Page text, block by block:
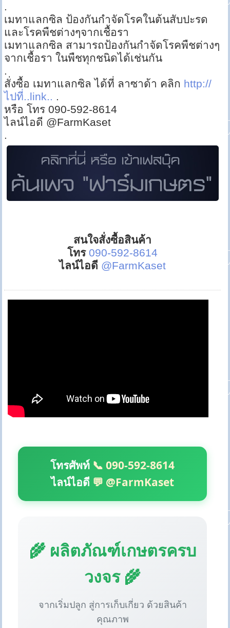
.
เมทาแลกซิล ป้องกันกำจัดโรคในต้นสับปะรด
และโรคพืชต่างๆจากเชื้อรา
เมทาแลกซิล สามารถป้องกันกำจัดโรคพืชต่างๆ
จากเชื้อรา ในพืชทุกชนิดได้เช่นกัน
.
สั่งซื้อ เมทาแลกซิล ได้ที่ ลาซาด้า คลิก http://
ไปที่..link.. .
หรือ โทร 090-592-8614
ไลน์ไอดี @FarmKaset
.
สนใจสั่งซื้อสินค้า
โทร 090-592-8614
ไลน์ไอดี @FarmKaset
โทรศัพท์ 📞 090-592-8614
ไลน์ไอดี 💬 @FarmKaset
🌾 ผลิตภัณฑ์เกษตรครบ
วงจร 🌾
จากเริ่มปลูก สู่การเก็บเกี่ยว ด้วยสินค้า
คุณภาพ